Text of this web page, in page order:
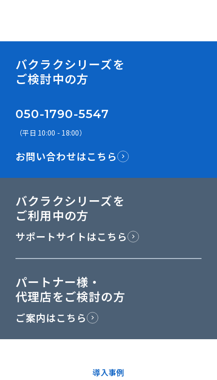
バクラクシリーズを
ご検討中の方
050-1790-5547
（平日 10:00 - 18:00）
お問い合わせはこちら
バクラクシリーズを
ご利用中の方
サポートサイトはこちら
パートナー様・
代理店をご検討の方
ご案内はこちら
導入事例